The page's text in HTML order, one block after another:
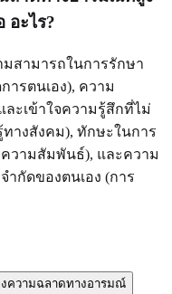
อะไร?
สามารถในการรักษา
ารตนเอง), ความ
ะเข้าใจความรู้สึกที่ไม่
างสังคม), ทักษะในการ
วามสัมพันธ์), และความ
ำกัดของตนเอง (การ
ความฉลาดทางอารมณ์